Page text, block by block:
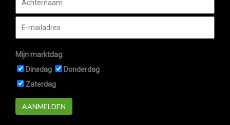
Mijn marktdag:
Dinsdag
Donderdag
Zaterdag
AANMELDEN